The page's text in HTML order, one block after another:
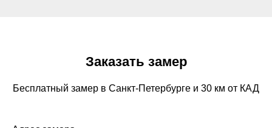
Заказать замер
Бесплатный замер в Санкт-Петербурге и 30 км от КАД